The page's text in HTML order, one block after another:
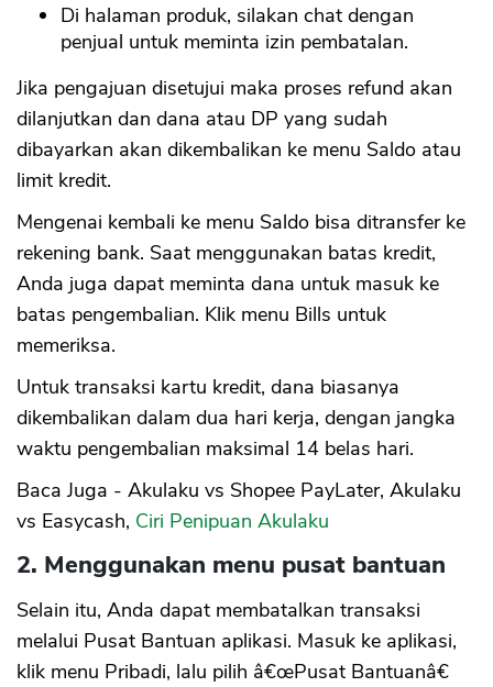
Di halaman produk, silakan chat dengan
penjual untuk meminta izin pembatalan.
Jika pengajuan disetujui maka proses refund akan
dilanjutkan dan dana atau DP yang sudah
dibayarkan akan dikembalikan ke menu Saldo atau
limit kredit.
Mengenai kembali ke menu Saldo bisa ditransfer ke
rekening bank. Saat menggunakan batas kredit,
Anda juga dapat meminta dana untuk masuk ke
batas pengembalian. Klik menu Bills untuk
memeriksa.
Untuk transaksi kartu kredit, dana biasanya
dikembalikan dalam dua hari kerja, dengan jangka
waktu pengembalian maksimal 14 belas hari.
Baca Juga - Akulaku vs Shopee PayLater, Akulaku
vs Easycash, Ciri Penipuan Akulaku
2. Menggunakan menu pusat bantuan
Selain itu, Anda dapat membatalkan transaksi
melalui Pusat Bantuan aplikasi. Masuk ke aplikasi,
klik menu Pribadi, lalu pilih â€œPusat Bantuanâ€